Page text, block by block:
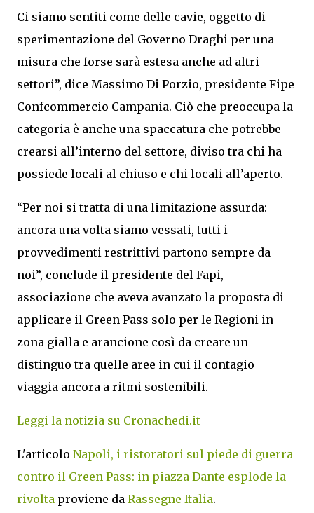
Ci siamo sentiti come delle cavie, oggetto di
sperimentazione del Governo Draghi per una
misura che forse sarà estesa anche ad altri
settori”, dice Massimo Di Porzio, presidente Fipe
Confcommercio Campania. Ciò che preoccupa la
categoria è anche una spaccatura che potrebbe
crearsi all’interno del settore, diviso tra chi ha
possiede locali al chiuso e chi locali all’aperto.
“Per noi si tratta di una limitazione assurda:
ancora una volta siamo vessati, tutti i
provvedimenti restrittivi partono sempre da
noi”, conclude il presidente del Fapi,
associazione che aveva avanzato la proposta di
applicare il Green Pass solo per le Regioni in
zona gialla e arancione così da creare un
distinguo tra quelle aree in cui il contagio
viaggia ancora a ritmi sostenibili.
Leggi la notizia su Cronachedi.it
L'articolo Napoli, i ristoratori sul piede di guerra
contro il Green Pass: in piazza Dante esplode la
rivolta proviene da Rassegne Italia.